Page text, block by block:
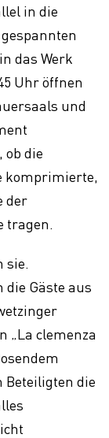
in die
das Werk
Uhr öffnen
und
ob die
komprimierte,
der
tragen.
sie.
Gäste aus
„La clemenza
Beteiligten die